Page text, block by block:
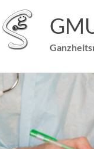
Praxis Dr. Nicolai Schreck~